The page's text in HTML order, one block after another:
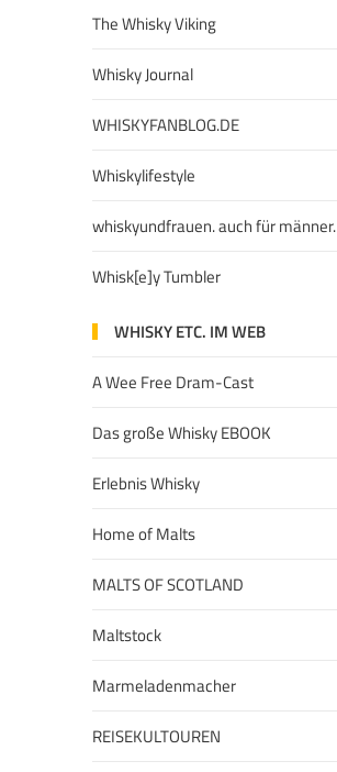
The Whisky Viking
Whisky Journal
WHISKYFANBLOG.DE
Whiskylifestyle
whiskyundfrauen. auch für männer.
Whisk[e]y Tumbler
WHISKY ETC. IM WEB
A Wee Free Dram-Cast
Das große Whisky EBOOK
Erlebnis Whisky
Home of Malts
MALTS OF SCOTLAND
Maltstock
Marmeladenmacher
REISEKULTOUREN